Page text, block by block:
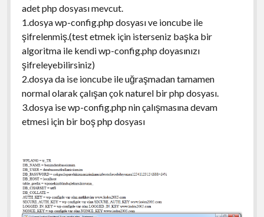
adet php dosyası mevcut.
1.dosya wp-config.php dosyası ve ioncube ile
şifrelenmiş.(test etmek için isterseniz başka bir
algoritma ile kendi wp-config.php doyasınızı
şifreleyebilirsiniz)
2.dosya da ise ioncube ile uğraşmadan tamamen
normal olarak çalışan çok naturel bir php dosyası.
3.dosya ise wp-config.php nin çalışmasına devam
etmesi için bir boş php dosyası